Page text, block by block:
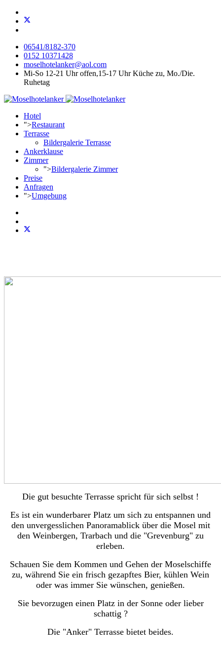
06541/8182-370
0152 10371428
moselhotelanker@aol.com
Mi-So 12-21 Uhr offen,15-17 Uhr Küche zu, Mo./Die.
Ruhetag
Hotel
">Restaurant
Terrasse
Bildergalerie Terrasse
Ankerklause
Zimmer
">Bildergalerie Zimmer
Preise
Anfragen
">Umgebung
Die gut besuchte Terrasse spricht für sich selbst !
Es ist ein wunderbarer Platz um sich zu entspannen und
den unvergesslichen Panoramablick über die Mosel mit
den Weinbergen, Trarbach und die "Grevenburg" zu
erleben.
Schauen Sie dem Kommen und Gehen der Moselschiffe
zu, während Sie ein frisch gezapftes Bier, kühlen Wein
oder was immer Sie wünschen, genießen.
Sie bevorzugen einen Platz in der Sonne oder lieber
schattig ?
Die "Anker" Terrasse bietet beides.